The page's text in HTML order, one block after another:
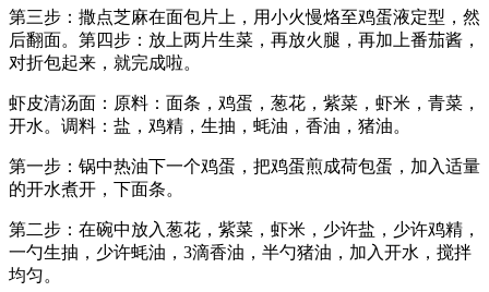
第三步：撒点芝麻在面包片上，用小火慢烙至鸡蛋液定型，然
后翻面。第四步：放上两片生菜，再放火腿，再加上番茄酱，
对折包起来，就完成啦。
虾皮清汤面：原料：面条，鸡蛋，葱花，紫菜，虾米，青菜，
开水。调料：盐，鸡精，生抽，蚝油，香油，猪油。
第一步：锅中热油下一个鸡蛋，把鸡蛋煎成荷包蛋，加入适量
的开水煮开，下面条。
第二步：在碗中放入葱花，紫菜，虾米，少许盐，少许鸡精，
一勺生抽，少许蚝油，3滴香油，半勺猪油，加入开水，搅拌
均匀。